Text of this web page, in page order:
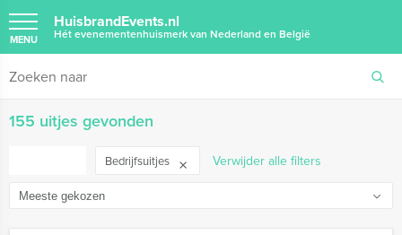
HuisbrandEvents.nl
Hét evenementenhuismerk van Nederland en België
MENU
155 uitjes gevonden
Bedrijfsuitjes Verwijder alle filters